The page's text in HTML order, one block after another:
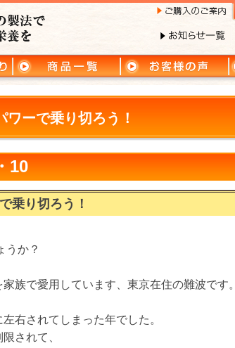
ワーで乗り切ろう！
10
乗り切ろう！
うか？
族で愛用しています、東京在住の難波です。
右されてしまった年でした。
されて、